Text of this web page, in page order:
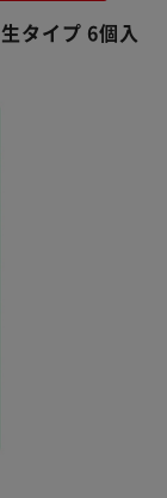
タイプ 6個入